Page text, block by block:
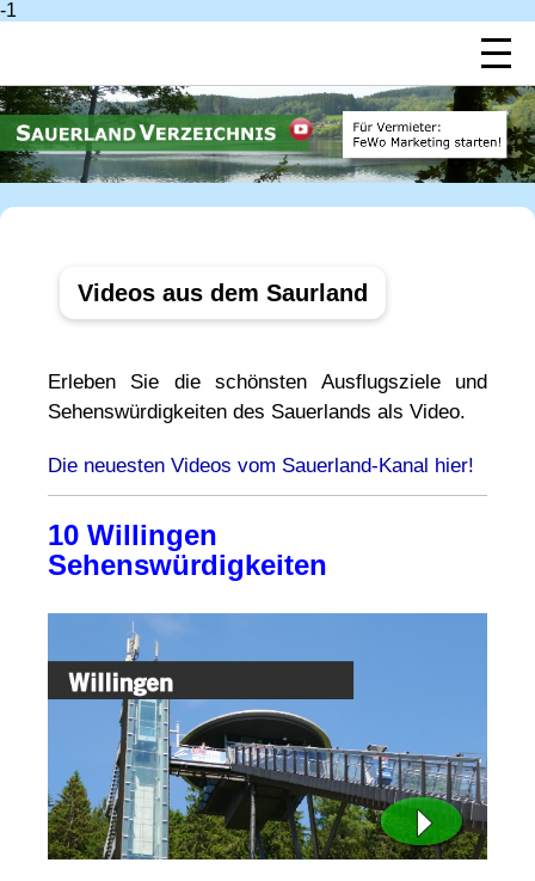
-1
Videos aus dem Saurland
Erleben Sie die schönsten Ausflugsziele und
Sehenswürdigkeiten des Sauerlands als Video.
Die neuesten Videos vom Sauerland-Kanal hier!
10 Willingen
Sehenswürdigkeiten